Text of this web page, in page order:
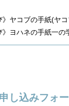
》ヤコブの手紙(ヤ
》ヨハネの手紙一の
し込みフォ